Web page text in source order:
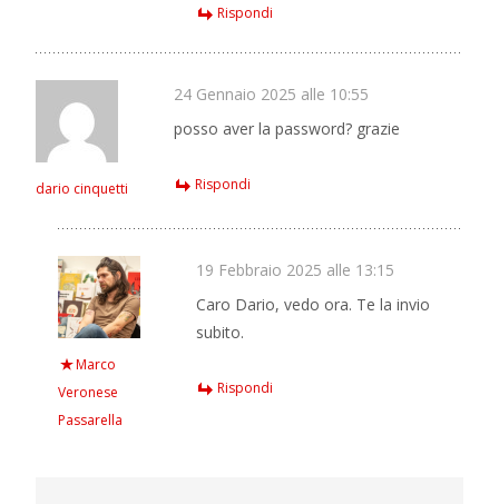
Rispondi
dario cinquetti
24 Gennaio 2025 alle 10:55
posso aver la password? grazie
Rispondi
Marco
Veronese
Passarella
19 Febbraio 2025 alle 13:15
Caro Dario, vedo ora. Te la invio
subito.
Rispondi